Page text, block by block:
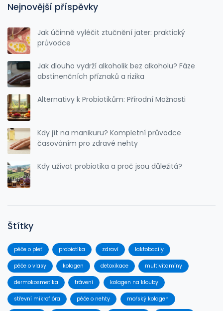
Nejnovější příspěvky
Jak účinně vyléčit ztučnění jater: praktický
průvodce
Jak dlouho vydrží alkoholik bez alkoholu? Fáze
abstinenčních příznaků a rizika
Alternativy k Probiotikům: Přírodní Možnosti
Kdy jít na manikuru? Kompletní průvodce
časováním pro zdravé nehty
Kdy užívat probiotika a proč jsou důležitá?
Štítky
péče o pleť probiotika zdraví laktobacily
péče o vlasy kolagen detoxikace multivitamíny
dermokosmetika trávení kolagen na klouby
střevní mikroflóra péče o nehty mořský kolagen